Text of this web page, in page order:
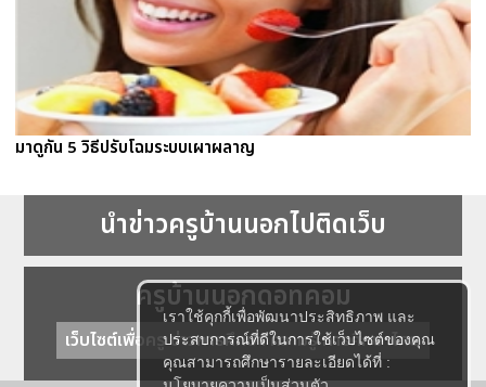
เราใช้คุกกี้เพื่อพัฒนาประสิทธิภาพ และ
ประสบการณ์ที่ดีในการใช้เว็บไซต์ของคุณ
คุณสามารถศึกษารายละเอียดได้ที่ :
มาดูกัน 5 วิธีปรับโฉมระบบเผาผลาญ
นำข่าวครูบ้านนอกไปติดเว็บ
ครูบ้านนอกดอทคอม
เว็บไซต์เพื่อครู ข่าวการศึกษา ความรู้ การศึกษาไทย